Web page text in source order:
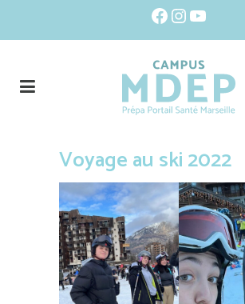
Facebook
Instagram
YouTube
Voyage au ski 2022